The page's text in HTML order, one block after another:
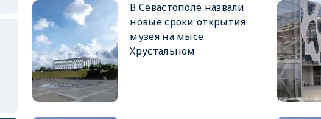
В Севастополе назвали
новые сроки открытия
музея на мысе
Хрустальном